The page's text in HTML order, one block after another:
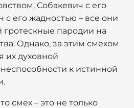
Собакевич с его
его жадностью – все они
гротескные пародии на
Однако, за этим смехом
их духовной
к истинной
смех – это не только